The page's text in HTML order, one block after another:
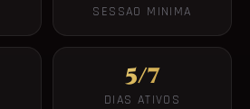
SESSAO MINIMA
5/7
DIAS ATIVOS